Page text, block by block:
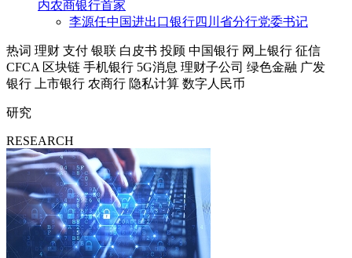
内农商银行首家
李源任中国进出口银行四川省分行党委书记
热词 理财 支付 银联 白皮书 投顾 中国银行 网上银行 征信
CFCA 区块链 手机银行 5G消息 理财子公司 绿色金融 广发
银行
上市银行 农商行 隐私计算 数字人民币
研究
RESEARCH